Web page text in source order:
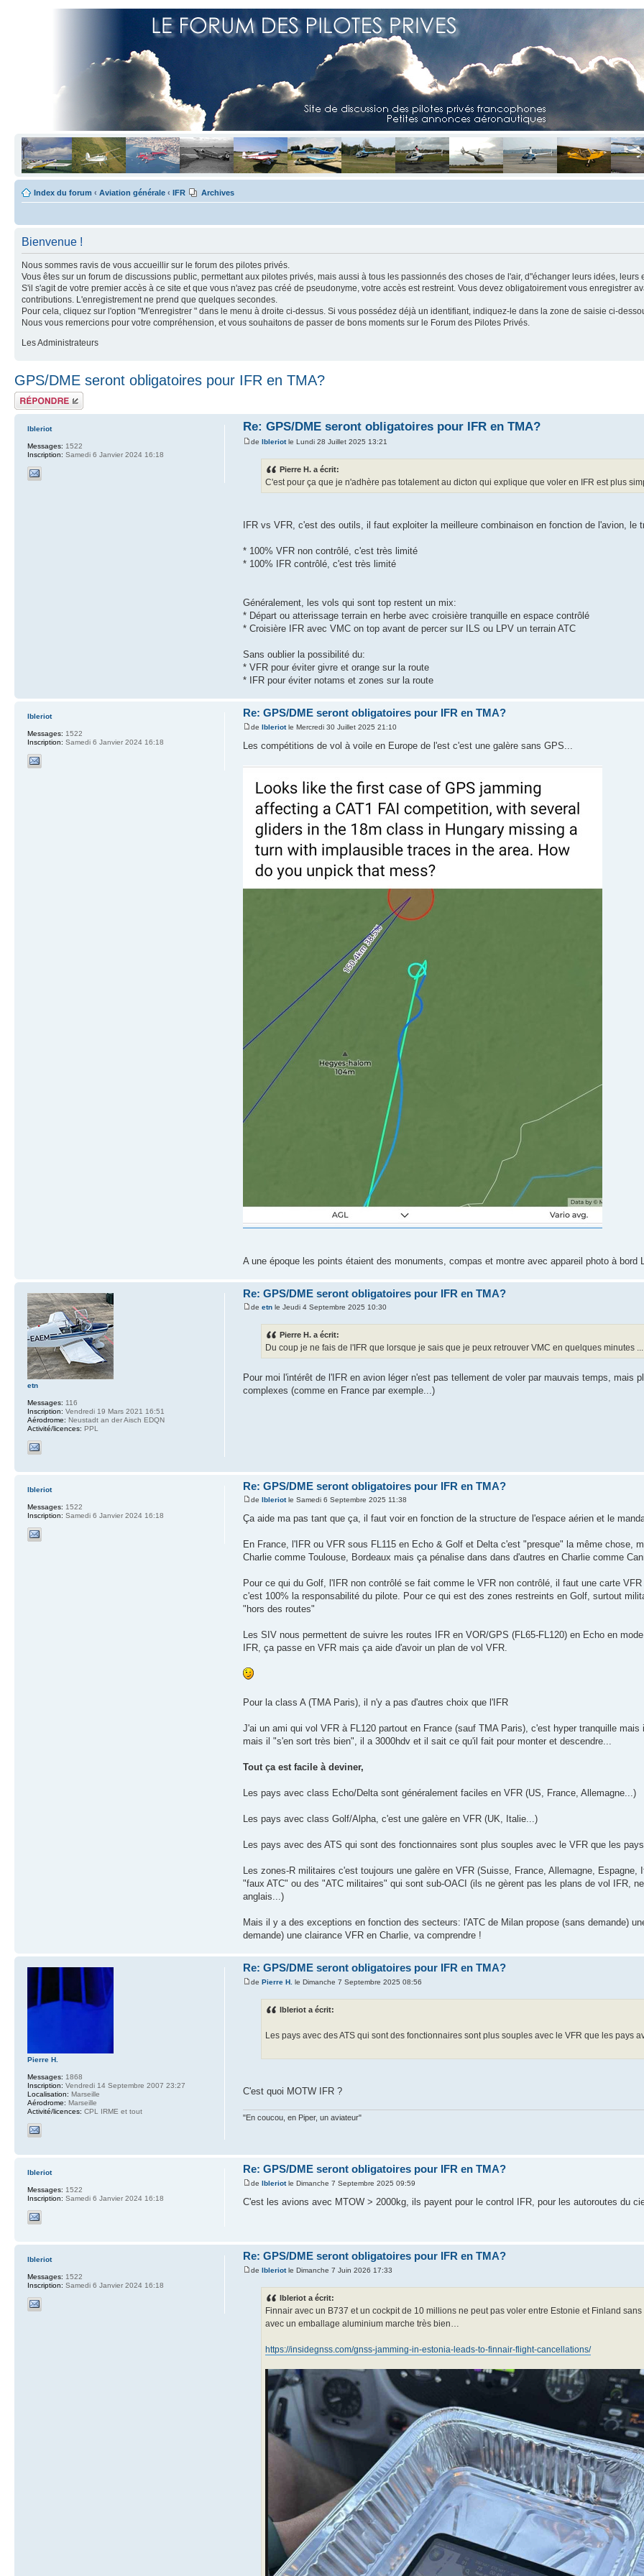
Index du forum ‹ Aviation générale ‹ IFR Archives
Bienvenue !
Nous sommes ravis de vous accueillir sur le forum des pilotes privés.
Vous êtes sur un forum de discussions public, permettant aux pilotes privés, mais aussi à tous les passionnés des choses de l'air, d"échanger leurs idées, leurs
S'il s'agit de votre premier accès à ce site et que vous n'avez pas créé de pseudonyme, votre accès est restreint. Vous devez obligatoirement vous enregistrer
contributions. L'enregistrement ne prend que quelques secondes.
Pour cela, cliquez sur l'option "M'enregistrer " dans le menu à droite ci-dessus. Si vous possédez déjà un identifiant, indiquez-le dans la zone de saisie ci-
Nous vous remercions pour votre compréhension, et vous souhaitons de passer de bons moments sur le Forum des Pilotes Privés.
Les Administrateurs
GPS/DME seront obligatoires pour IFR en TMA?
Répondre
Re: GPS/DME seront obligatoires pour IFR en TMA?
delbleriotle Lundi 28 Juillet 2025 13:21
Pierre H. a écrit:
C'est pour ça que je n'adhère pas totalement au dicton qui explique que voler en IFR est plus
IFR vs VFR, c'est des outils, il faut exploiter la meilleure combinaison en fonction de l'avion,
* 100% VFR non contrôlé, c'est très limité
* 100% IFR contrôlé, c'est très limité
Généralement, les vols qui sont top restent un mix:
* Départ ou atterissage terrain en herbe avec croisière tranquille en espace contrôlé
* Croisière IFR avec VMC on top avant de percer sur ILS ou LPV un terrain ATC
Sans oublier la possibilité du:
* VFR pour éviter givre et orange sur la route
* IFR pour éviter notams et zones sur la route
lbleriot
Messages: 1522
Inscription: Samedi 6 Janvier 2024 16:18
Re: GPS/DME seront obligatoires pour IFR en TMA?
delbleriotle Mercredi 30 Juillet 2025 21:10
Les compétitions de vol à voile en Europe de l'est c'est une galère sans GPS...
A une époque les points étaient des monuments, compas et montre avec appareil photo à bord
lbleriot
Messages: 1522
Inscription: Samedi 6 Janvier 2024 16:18
Re: GPS/DME seront obligatoires pour IFR en TMA?
deetn le Jeudi 4 Septembre 2025 10:30
Pierre H. a écrit:
Du coup je ne fais de l'IFR que lorsque je sais que je peux retrouver VMC en quelques minutes
Pour moi l'intérêt de l'IFR en avion léger n'est pas tellement de voler par mauvais temps, mais
complexes (comme en France par exemple...)
etn
Messages: 116
Inscription: Vendredi 19 Mars 2021 16:51
Aérodrome: Neustadt an der Aisch EDQN
Activité/licences: PPL
Re: GPS/DME seront obligatoires pour IFR en TMA?
delbleriotle Samedi 6 Septembre 2025 11:38
Ça aide ma pas tant que ça, il faut voir en fonction de la structure de l'espace aérien et le
En France, l'IFR ou VFR sous FL115 en Echo & Golf et Delta c'est "presque" la même chose,
Charlie comme Toulouse, Bordeaux mais ça pénalise dans dans d'autres en Charlie comme
Pour ce qui du Golf, l'IFR non contrôlé se fait comme le VFR non contrôlé, il faut une carte
c'est 100% la responsabilité du pilote. Pour ce qui est des zones restreints en Golf, surtout
"hors des routes"
Les SIV nous permettent de suivre les routes IFR en VOR/GPS (FL65-FL120) en Echo en
IFR, ça passe en VFR mais ça aide d'avoir un plan de vol VFR.
Pour la class A (TMA Paris), il n'y a pas d'autres choix que l'IFR
J'ai un ami qui vol VFR à FL120 partout en France (sauf TMA Paris), c'est hyper tranquille
mais il "s'en sort très bien", il a 3000hdv et il sait ce qu'il fait pour monter et descendre...
Tout ça est facile à deviner,
Les pays avec class Echo/Delta sont généralement faciles en VFR (US, France, Allemagne...)
Les pays avec class Golf/Alpha, c'est une galère en VFR (UK, Italie...)
Les pays avec des ATS qui sont des fonctionnaires sont plus souples avec le VFR que les
Les zones-R militaires c'est toujours une galère en VFR (Suisse, France, Allemagne,
"faux ATC" ou des "ATC militaires" qui sont sub-OACI (ils ne gèrent pas les plans de vol IFR,
anglais...)
Mais il y a des exceptions en fonction des secteurs: l'ATC de Milan propose (sans demande)
demande) une clairance VFR en Charlie, va comprendre !
lbleriot
Messages: 1522
Inscription: Samedi 6 Janvier 2024 16:18
Re: GPS/DME seront obligatoires pour IFR en TMA?
dePierre H. le Dimanche 7 Septembre 2025 08:56
lbleriot a écrit:
Les pays avec des ATS qui sont des fonctionnaires sont plus souples avec le VFR que les pays
C'est quoi MOTW IFR ?
"En coucou, en Piper, un aviateur"
Pierre H.
Messages: 1868
Inscription: Vendredi 14 Septembre 2007 23:27
Localisation: Marseille
Aérodrome: Marseille
Activité/licences: CPL IRME et tout
Re: GPS/DME seront obligatoires pour IFR en TMA?
delbleriotle Dimanche 7 Septembre 2025 09:59
C'est les avions avec MTOW > 2000kg, ils payent pour le control IFR, pour les autoroutes du
lbleriot
Messages: 1522
Inscription: Samedi 6 Janvier 2024 16:18
Re: GPS/DME seront obligatoires pour IFR en TMA?
delbleriotle Dimanche 7 Juin 2026 17:33
lbleriot a écrit:
Finnair avec un B737 et un cockpit de 10 millions ne peut pas voler entre Estonie et Finland
avec un emballage aluminium marche très bien…
https://insidegnss.com/gnss-jamming-in-estonia-leads-to-finnair-flight-cancellations/
lbleriot
Messages: 1522
Inscription: Samedi 6 Janvier 2024 16:18